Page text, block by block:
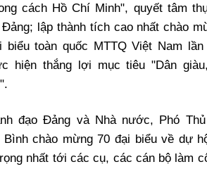
cách Hồ Chí Minh", quyết tâm
lập thành tích cao nhất chào
toàn quốc MTTQ Việt Nam
hiện thắng lợi mục tiêu "Dân
đạo Đảng và Nhà nước, Phó
chào mừng 70 đại biểu về dự
nhất tới các cụ, các cán bộ làm